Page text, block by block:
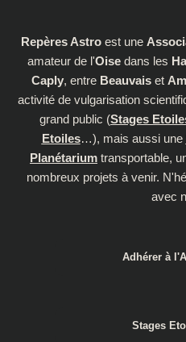
Repères Astroest une
amateur de l'Oise dans les
Caply, entre Beauvais et
activité de vulgarisation
grand public (Stages
Etoiles…), mais aussi une
Planétarium transportable,
nombreux projets à venir.
avec
Adhérer à
Stages